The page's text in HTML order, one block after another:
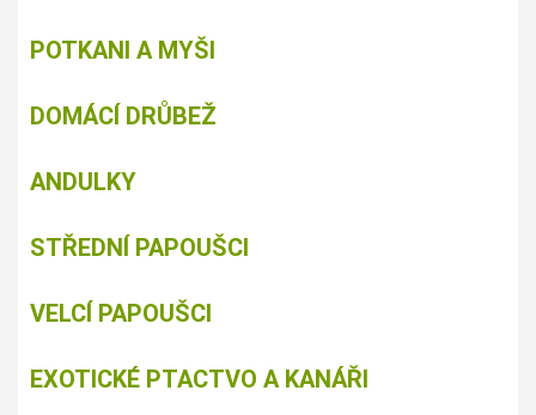
POTKANI A MYŠI
DOMÁCÍ DRŮBEŽ
ANDULKY
STŘEDNÍ PAPOUŠCI
VELCÍ PAPOUŠCI
EXOTICKÉ PTACTVO A KANÁŘI